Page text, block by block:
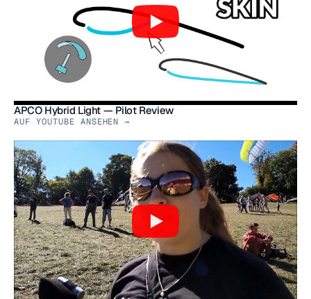
APCO Hybrid Light — Pilot Review
AUF YOUTUBE ANSEHEN →